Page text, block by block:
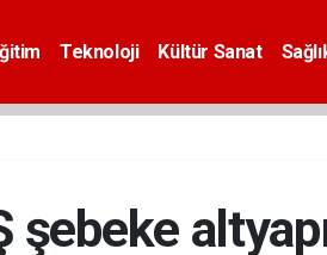
Teknoloji Kültür Sanat
şebeke